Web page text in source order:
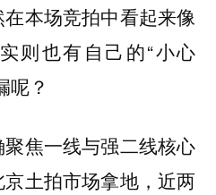
本场竞拍中看起来像
则也有自己的“小心
呢？
焦一线与强二线核心
土拍市场拿地，近两